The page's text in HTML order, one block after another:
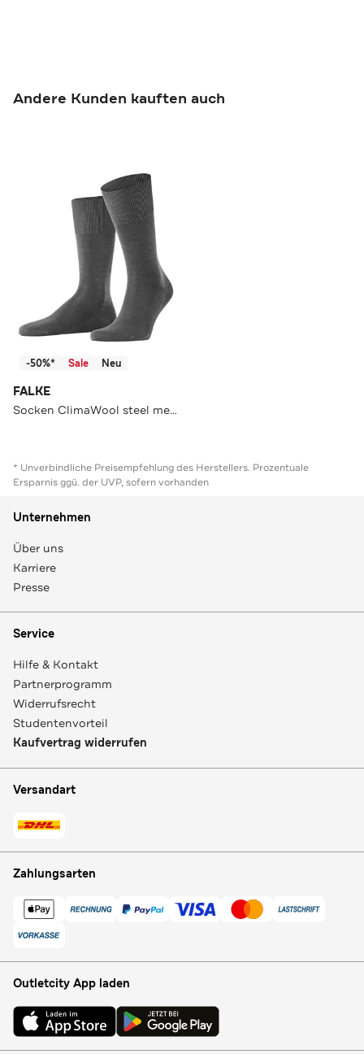
Andere Kunden kauften auch
-50%* Sale Neu
FALKE
Socken ClimaWool steel mel. (3167)
* Unverbindliche Preisempfehlung des Herstellers. Prozentuale
Ersparnis ggü. der UVP, sofern vorhanden
Unternehmen
Über uns
Karriere
Presse
Service
Hilfe & Kontakt
Partnerprogramm
Widerrufsrecht
Studentenvorteil
Kaufvertrag widerrufen
Versandart
Zahlungsarten
Outletcity App laden